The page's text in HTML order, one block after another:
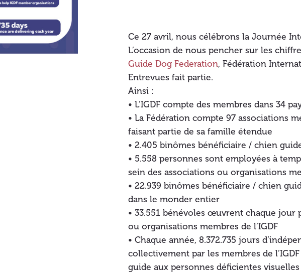
Ce 27 avril, nous célébrons la Journée
L’occasion de nous pencher sur les
Guide Dog Federation, Fédération
Entrevues fait partie.
Ainsi :
• L’IGDF compte des membres dans 34
• La Fédération compte 97 associations
faisant partie de sa famille étendue
• 2.405 binômes bénéficiaire / chien
• 5.558 personnes sont employées à
sein des associations ou organisations
• 22.939 binômes bénéficiaire / chien
dans le monder entier
• 33.551 bénévoles œuvrent chaque jour
ou organisations membres de l’IGDF
• Chaque année, 8.372.735 jours
collectivement par les membres de
guide aux personnes déficientes visuelles